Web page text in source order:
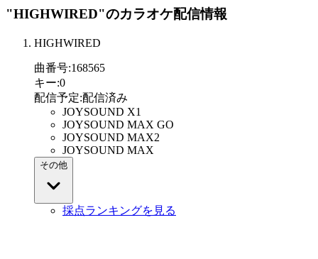
"HIGHWIRED"のカラオケ配信情報
HIGHWIRED
曲番号:168565
キー:0
配信予定:配信済み
JOYSOUND X1
JOYSOUND MAX GO
JOYSOUND MAX2
JOYSOUND MAX
その他
採点ランキングを見る